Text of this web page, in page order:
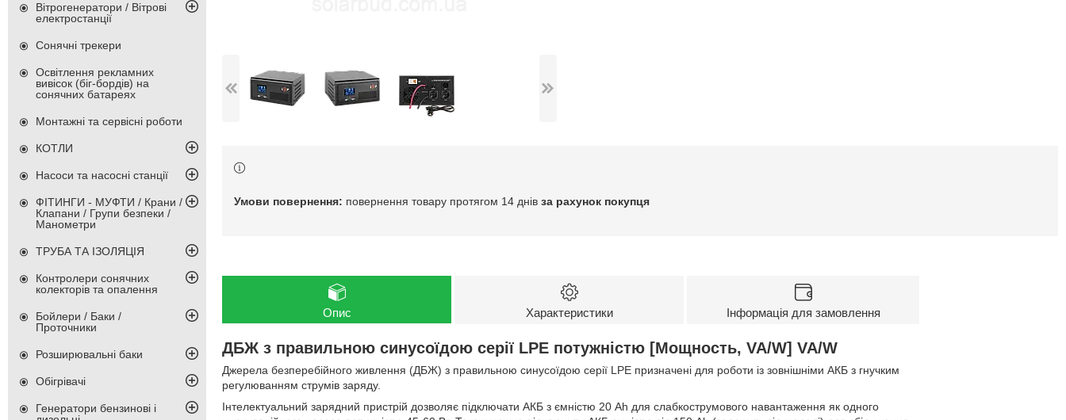
повернення товару протягом 14 днів за рахунок покупця
Опис Характеристики Інформація для замовлення
ДБЖ з правильною синусоїдою серії LPE потужністю [Мощность, VA/W] VA/W
Джерела безперебійного живлення (ДБЖ) з правильною синусоїдою серії LPE призначені для роботи із зовнішніми АКБ з гнучким
регулюванням струмів заряду.
Інтелектуальний зарядний пристрій дозволяє підключати АКБ з ємністю 20 Ah для слабкострумового навантаження як одного
Вітрогенератори / Вітрові
електростанції
Сонячні трекери
Освітлення рекламних
вивісок (біг-бордів) на
сонячних батареях
Монтажні та сервісні роботи
КОТЛИ
Насоси та насосні станції
ФІТИНГИ - МУФТИ / Крани /
Клапани / Групи безпеки /
Манометри
ТРУБА ТА ІЗОЛЯЦІЯ
Контролери сонячних
колекторів та опалення
Бойлери / Баки /
Проточники
Розширювальні баки
Обігрівачі
Генератори бензинові і